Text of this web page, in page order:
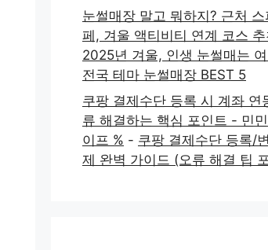
눈썰매장 말고 뭐하지? 근처
페, 겨울 액티비티 연계 코스 추
2025년 겨울, 인생 눈썰매는
전국 테마 눈썰매장 BEST 5
쿠팡 결제수단 등록 시 계좌 연
류 해결하는 핵심 포인트 - 민
이프 % - 쿠팡 결제수단 등록/
제 완벽 가이드 (오류 해결 팁